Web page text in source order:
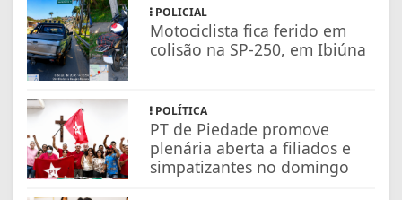
POLICIAL
Motociclista fica ferido em
colisão na SP-250, em Ibiúna
POLÍTICA
PT de Piedade promove
plenária aberta a filiados e
simpatizantes no domingo